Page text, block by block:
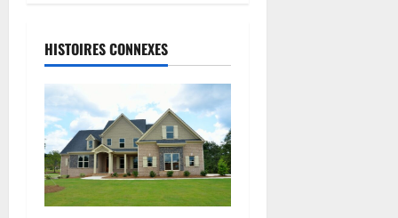
t
i
c
l
e
HISTOIRES CONNEXES